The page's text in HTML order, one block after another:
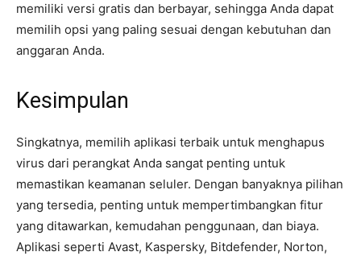
memiliki versi gratis dan berbayar, sehingga Anda dapat
memilih opsi yang paling sesuai dengan kebutuhan dan
anggaran Anda.
Kesimpulan
Singkatnya, memilih aplikasi terbaik untuk menghapus
virus dari perangkat Anda sangat penting untuk
memastikan keamanan seluler. Dengan banyaknya pilihan
yang tersedia, penting untuk mempertimbangkan fitur
yang ditawarkan, kemudahan penggunaan, dan biaya.
Aplikasi seperti Avast, Kaspersky, Bitdefender, Norton,